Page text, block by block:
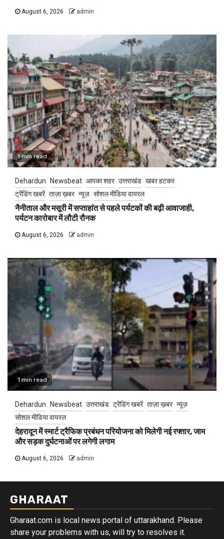
August 6, 2026 admin
1 min read
Dehardun Newsbeat आपका शहर उत्तराखंड खबर हटकर
ट्रेंडिंग खबरें ताज़ा ख़बर न्यूज़ सोशल मीडिया वायरल
नैनीताल और मसूरी में सप्ताहांत से पहले पर्यटकों की बढ़ी आवाजाही,
पर्यटन कारोबार में लौटी रौनक
August 6, 2026 admin
1 min read
Dehardun Newsbeat उत्तराखंड ट्रेंडिंग खबरें ताज़ा ख़बर न्यूज़
सोशल मीडिया वायरल
देहरादून में स्मार्ट ट्रैफिक प्रबंधन परियोजना को मिलेगी नई रफ्तार, जाम
और सड़क दुर्घटनाओं पर लगेगी लगाम
August 6, 2026 admin
GHARAAT
Gharaat.com is local news portal of uttarakhand. Please
share your problems with us, will try to resolves it.